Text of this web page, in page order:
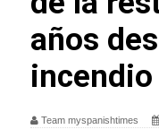
años
incendio
Team myspanishtimes